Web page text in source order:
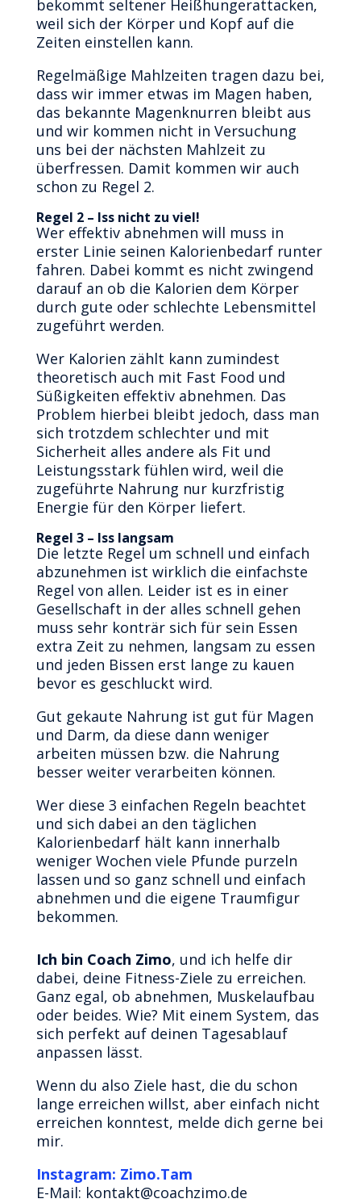
bekommt seltener Heißhungerattacken,
weil sich der Körper und Kopf auf die
Zeiten einstellen kann.
Regelmäßige Mahlzeiten tragen dazu bei,
dass wir immer etwas im Magen haben,
das bekannte Magenknurren bleibt aus
und wir kommen nicht in Versuchung
uns bei der nächsten Mahlzeit zu
überfressen. Damit kommen wir auch
schon zu Regel 2.
Regel 2 – Iss nicht zu viel!
Wer effektiv abnehmen will muss in
erster Linie seinen Kalorienbedarf runter
fahren. Dabei kommt es nicht zwingend
darauf an ob die Kalorien dem Körper
durch gute oder schlechte Lebensmittel
zugeführt werden.
Wer Kalorien zählt kann zumindest
theoretisch auch mit Fast Food und
Süßigkeiten effektiv abnehmen. Das
Problem hierbei bleibt jedoch, dass man
sich trotzdem schlechter und mit
Sicherheit alles andere als Fit und
Leistungsstark fühlen wird, weil die
zugeführte Nahrung nur kurzfristig
Energie für den Körper liefert.
Regel 3 – Iss langsam
Die letzte Regel um schnell und einfach
abzunehmen ist wirklich die einfachste
Regel von allen. Leider ist es in einer
Gesellschaft in der alles schnell gehen
muss sehr konträr sich für sein Essen
extra Zeit zu nehmen, langsam zu essen
und jeden Bissen erst lange zu kauen
bevor es geschluckt wird.
Gut gekaute Nahrung ist gut für Magen
und Darm, da diese dann weniger
arbeiten müssen bzw. die Nahrung
besser weiter verarbeiten können.
Wer diese 3 einfachen Regeln beachtet
und sich dabei an den täglichen
Kalorienbedarf hält kann innerhalb
weniger Wochen viele Pfunde purzeln
lassen und so ganz schnell und einfach
abnehmen und die eigene Traumfigur
bekommen.
Ich bin Coach Zimo, und ich helfe dir
dabei, deine Fitness-Ziele zu erreichen.
Ganz egal, ob abnehmen, Muskelaufbau
oder beides. Wie? Mit einem System, das
sich perfekt auf deinen Tagesablauf
anpassen lässt.
Wenn du also Ziele hast, die du schon
lange erreichen willst, aber einfach nicht
erreichen konntest, melde dich gerne bei
mir.
Instagram: Zimo.Tam
E-Mail: kontakt@coachzimo.de